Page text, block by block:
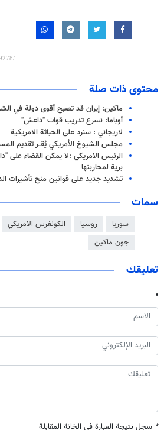
محتوى ذات صلة
ماكين: إيران قد تصبح أقوى دولة في
أوباما: نسرع تدريب قوات "داعش"
لاريجاني : سنرد على الخباثة الامريكية
مجلس الشيوخ الأمريكي يُقــر تقديم
الرئيس الامريكي :لا يمكن القضاء
برية لمحاربتها
تشديد جديد على قوانين منح تأشيرات
سمات
سوريا روسيا الكونغرس الامريكي
جون ماكين
تعليقك
* سجل نتيجة العبارة في الخانة المقابلة